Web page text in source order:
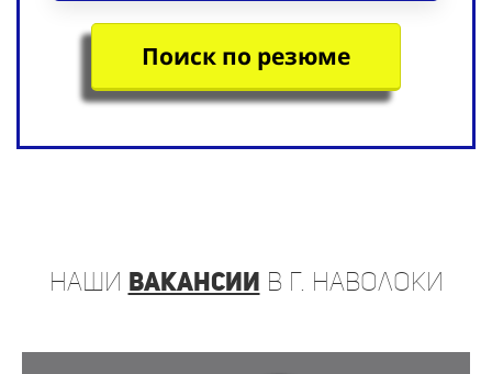
Поиск по резюме
наши вакансии в г. Наволоки